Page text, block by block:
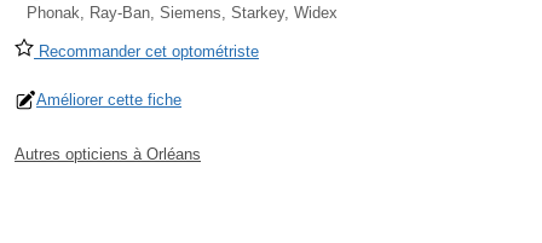
Phonak, Ray-Ban, Siemens, Starkey, Widex
Recommander cet optométriste
Améliorer cette fiche
Autres opticiens à Orléans